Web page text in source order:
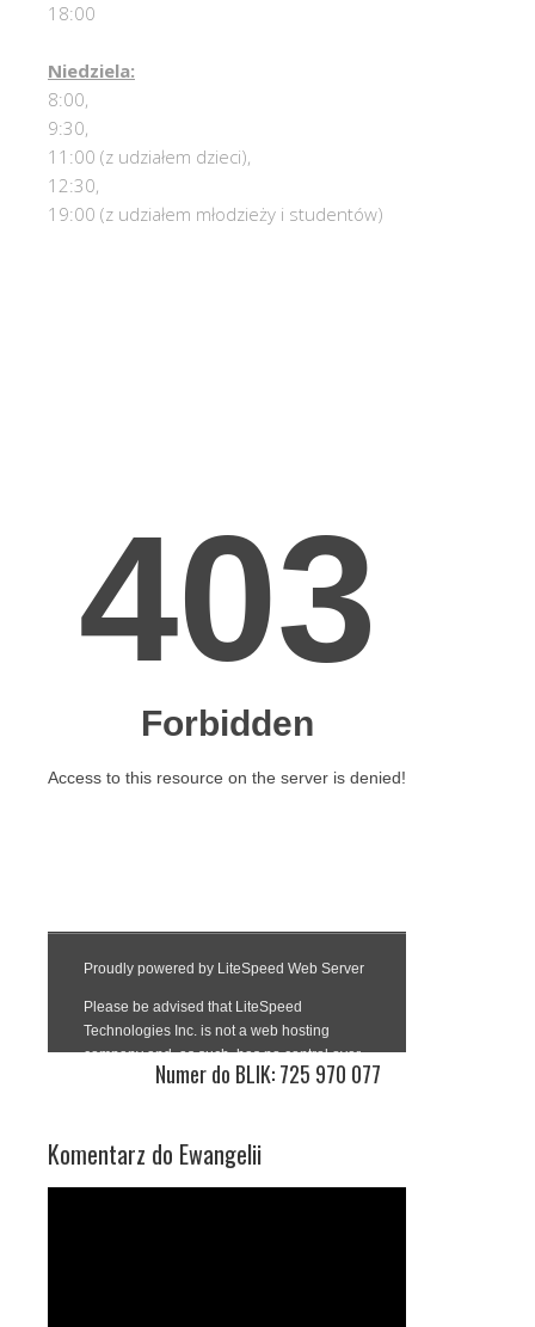
18:00
Niedziela:
8:00,
9:30,
11:00 (z udziałem dzieci),
12:30,
19:00 (z udziałem młodzieży i studentów)
Numer do BLIK: 725 970 077
Komentarz do Ewangelii